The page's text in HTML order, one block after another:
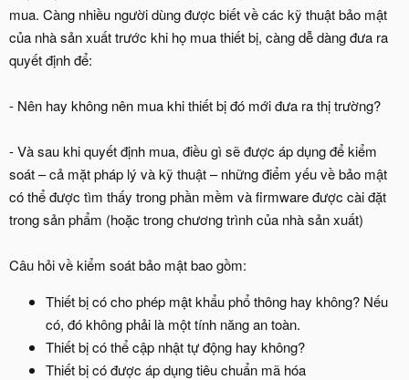
mua. Càng nhiều người dùng được biết về các kỹ thuật bảo mật
của nhà sản xuất trước khi họ mua thiết bị, càng dễ dàng đưa ra
quyết định để:
- Nên hay không nên mua khi thiết bị đó mới đưa ra thị trường?
- Và sau khi quyết định mua, điều gì sẽ được áp dụng để kiểm
soát – cả mặt pháp lý và kỹ thuật – những điểm yếu về bảo mật
có thể được tìm thấy trong phần mềm và firmware được cài đặt
trong sản phẩm (hoặc trong chương trình của nhà sản xuất)
Câu hỏi về kiểm soát bảo mật bao gồm:
Thiết bị có cho phép mật khẩu phổ thông hay không? Nếu
có, đó không phải là một tính năng an toàn.
Thiết bị có thể cập nhật tự động hay không?
Thiết bị có được áp dụng tiêu chuẩn mã hóa